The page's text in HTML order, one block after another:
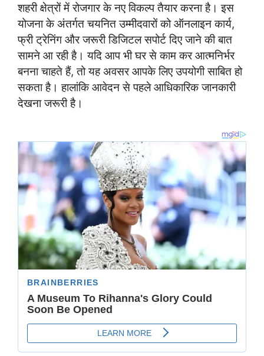
शहरी क्षेत्रों में रोजगार के नए विकल्प तैयार करना है। इस
योजना के अंतर्गत चयनित उम्मीदवारों को ऑनलाइन कार्य,
फ्री ट्रेनिंग और जरूरी डिजिटल सपोर्ट दिए जाने की बात
सामने आ रही है। यदि आप भी घर से काम कर आत्मनिर्भर
बनना चाहते हैं, तो यह अवसर आपके लिए उपयोगी साबित हो
सकता है। हालांकि आवेदन से पहले आधिकारिक जानकारी
देखना जरूरी है।